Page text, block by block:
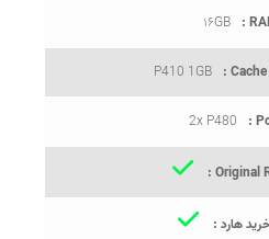
۱۶GB
P410 1GB
2x P480
Original
هارد :